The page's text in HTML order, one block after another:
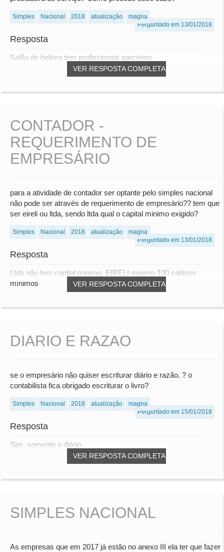
Simples Nacional 2018 atualização
magna
Perguntado em 13/01/2018
Resposta
VER RESPOSTA COMPLETA
Salão de beleza tem profissionais parceiros.
CONTADOR -
REQUERIMENTO DE
EMPRESÁRIO
para a atividade de contador ser optante pelo simples nacional
não pode ser através de requerimento de empresário?? tem que
ser eireli ou ltda, sendo ltda qual o capital minimo exigido?
Simples Nacional 2018 atualização
magna
Perguntado em 13/01/2018
Resposta
VER RESPOSTA COMPLETA
Ltda não tem capital minimo, EIRELI minimo 100 salários
mínimos
DIARIO E RAZAO
se o empresário não quiser escriturar diário e razão. ? o
contabilista fica obrigado escriturar o livro?
Simples Nacional 2018 atualização
magna
Perguntado em 15/01/2018
Resposta
VER RESPOSTA COMPLETA
Sim, somente o diário.
SIMPLES NACIONAL
As empresas que em 2017 já estão no anexo III ela ter que fazer